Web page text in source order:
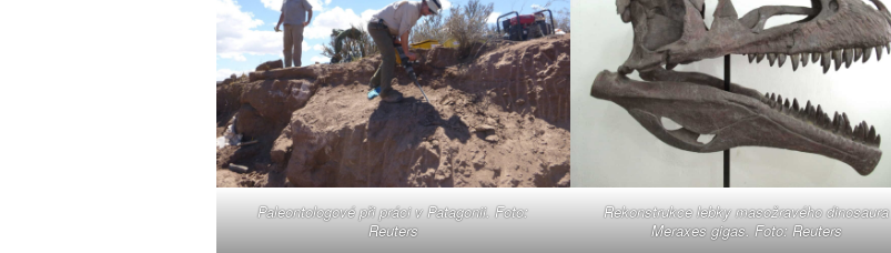
Paleontologové při práci v Patagonii. Foto:
Reuters
Rekonstrukce lebky masožravého dinosaura
Meraxes gigas. Foto: Reuters